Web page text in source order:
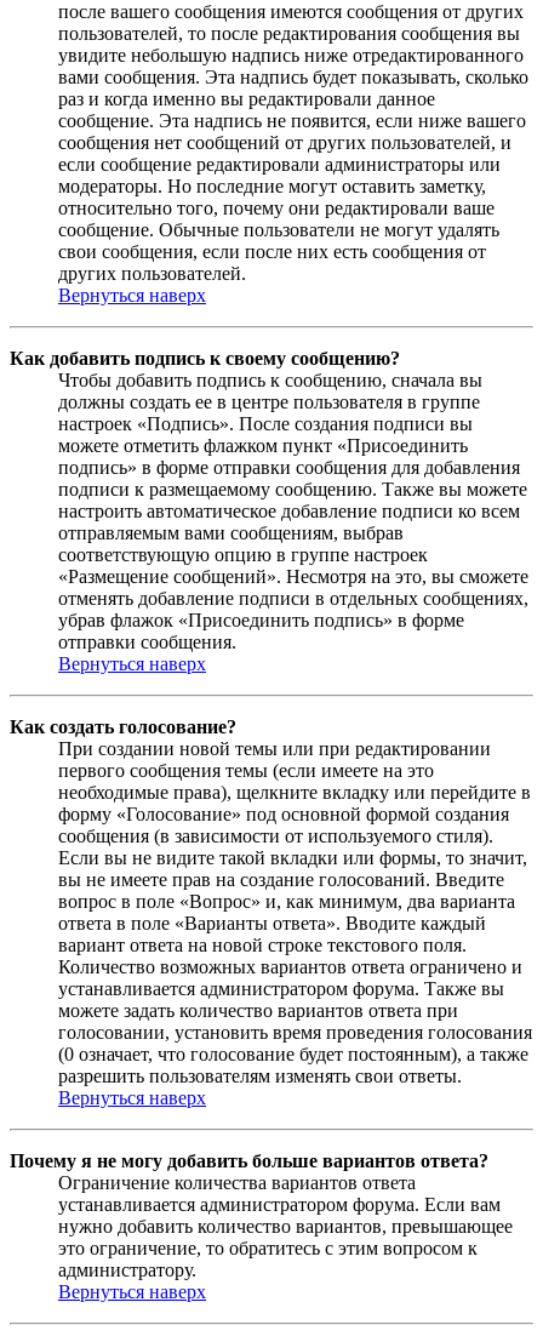
после вашего сообщения имеются сообщения от других
пользователей, то после редактирования сообщения вы
увидите небольшую надпись ниже отредактированного
вами сообщения. Эта надпись будет показывать, сколько
раз и когда именно вы редактировали данное
сообщение. Эта надпись не появится, если ниже вашего
сообщения нет сообщений от других пользователей, и
если сообщение редактировали администраторы или
модераторы. Но последние могут оставить заметку,
относительно того, почему они редактировали ваше
сообщение. Обычные пользователи не могут удалять
свои сообщения, если после них есть сообщения от
других пользователей.
Вернуться наверх
Как добавить подпись к своему сообщению?
Чтобы добавить подпись к сообщению, сначала вы
должны создать ее в центре пользователя в группе
настроек «Подпись». После создания подписи вы
можете отметить флажком пункт «Присоединить
подпись» в форме отправки сообщения для добавления
подписи к размещаемому сообщению. Также вы можете
настроить автоматическое добавление подписи ко всем
отправляемым вами сообщениям, выбрав
соответствующую опцию в группе настроек
«Размещение сообщений». Несмотря на это, вы сможете
отменять добавление подписи в отдельных сообщениях,
убрав флажок «Присоединить подпись» в форме
отправки сообщения.
Вернуться наверх
Как создать голосование?
При создании новой темы или при редактировании
первого сообщения темы (если имеете на это
необходимые права), щелкните вкладку или перейдите в
форму «Голосование» под основной формой создания
сообщения (в зависимости от используемого стиля).
Если вы не видите такой вкладки или формы, то значит,
вы не имеете прав на создание голосований. Введите
вопрос в поле «Вопрос» и, как минимум, два варианта
ответа в поле «Варианты ответа». Вводите каждый
вариант ответа на новой строке текстового поля.
Количество возможных вариантов ответа ограничено и
устанавливается администратором форума. Также вы
можете задать количество вариантов ответа при
голосовании, установить время проведения голосования
(0 означает, что голосование будет постоянным), а также
разрешить пользователям изменять свои ответы.
Вернуться наверх
Почему я не могу добавить больше вариантов ответа?
Ограничение количества вариантов ответа
устанавливается администратором форума. Если вам
нужно добавить количество вариантов, превышающее
это ограничение, то обратитесь с этим вопросом к
администратору.
Вернуться наверх